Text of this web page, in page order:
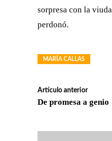
sorpresa con la
perdonó.
MARÍA CALLAS
Artículo anterior
De promesa a genio